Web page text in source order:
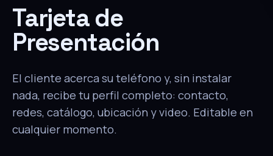
Tarjeta de
Presentación
El cliente acerca su teléfono y, sin instalar
nada, recibe tu perfil completo: contacto,
redes, catálogo, ubicación y video. Editable en
cualquier momento.